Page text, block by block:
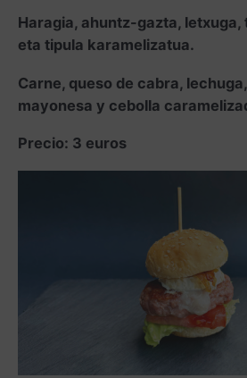
Haragia, ahuntz-gazta, letxuga,
eta tipula karamelizatua.
Carne, queso de cabra,
mayonesa y cebolla
Precio: 3 euros